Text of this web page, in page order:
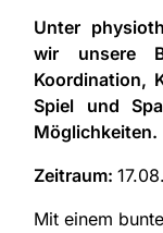
Unter
wir unsere
Koordination,
Spiel und
Möglichkeiten.
Zeitraum:
Mit einem